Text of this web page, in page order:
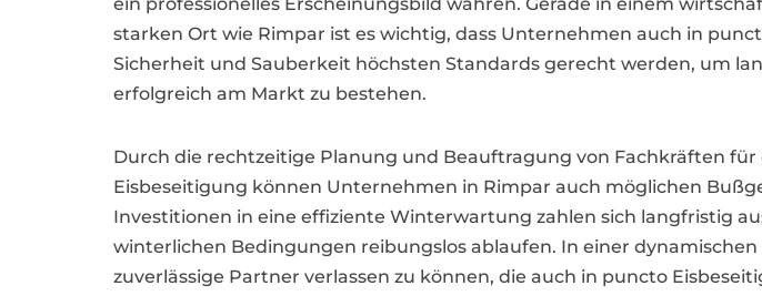
starken Ort wie Rimpar ist es wichtig, dass Unternehmen auch in
Sicherheit und Sauberkeit höchsten Standards gerecht werden, um
erfolgreich am Markt zu bestehen.
Durch die rechtzeitige Planung und Beauftragung von Fachkräften für
Eisbeseitigung können Unternehmen in Rimpar auch möglichen
Investitionen in eine effiziente Winterwartung zahlen sich langfristig
winterlichen Bedingungen reibungslos ablaufen. In einer
zuverlässige Partner verlassen zu können, die auch in puncto